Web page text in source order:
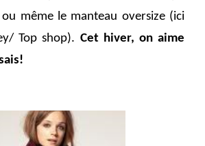
même le manteau oversize (ici
Top shop). Cet hiver, on aime